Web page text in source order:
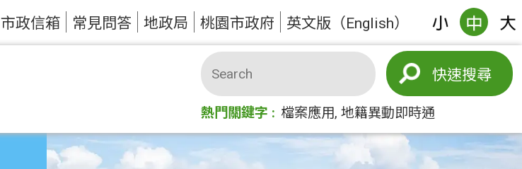
市政信箱 常見問答 地政局 桃園市政府 英文版（English）
搜尋
熱門關鍵字 檔案應用 地籍異動即時通